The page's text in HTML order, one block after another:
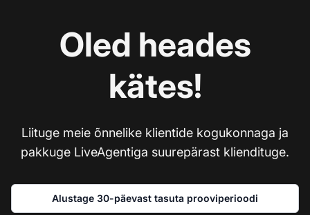
Oled heades
kätes!
Liituge meie õnnelike klientide kogukonnaga ja
pakkuge LiveAgentiga suurepärast kliendituge.
Alustage 30-päevast tasuta prooviperioodi